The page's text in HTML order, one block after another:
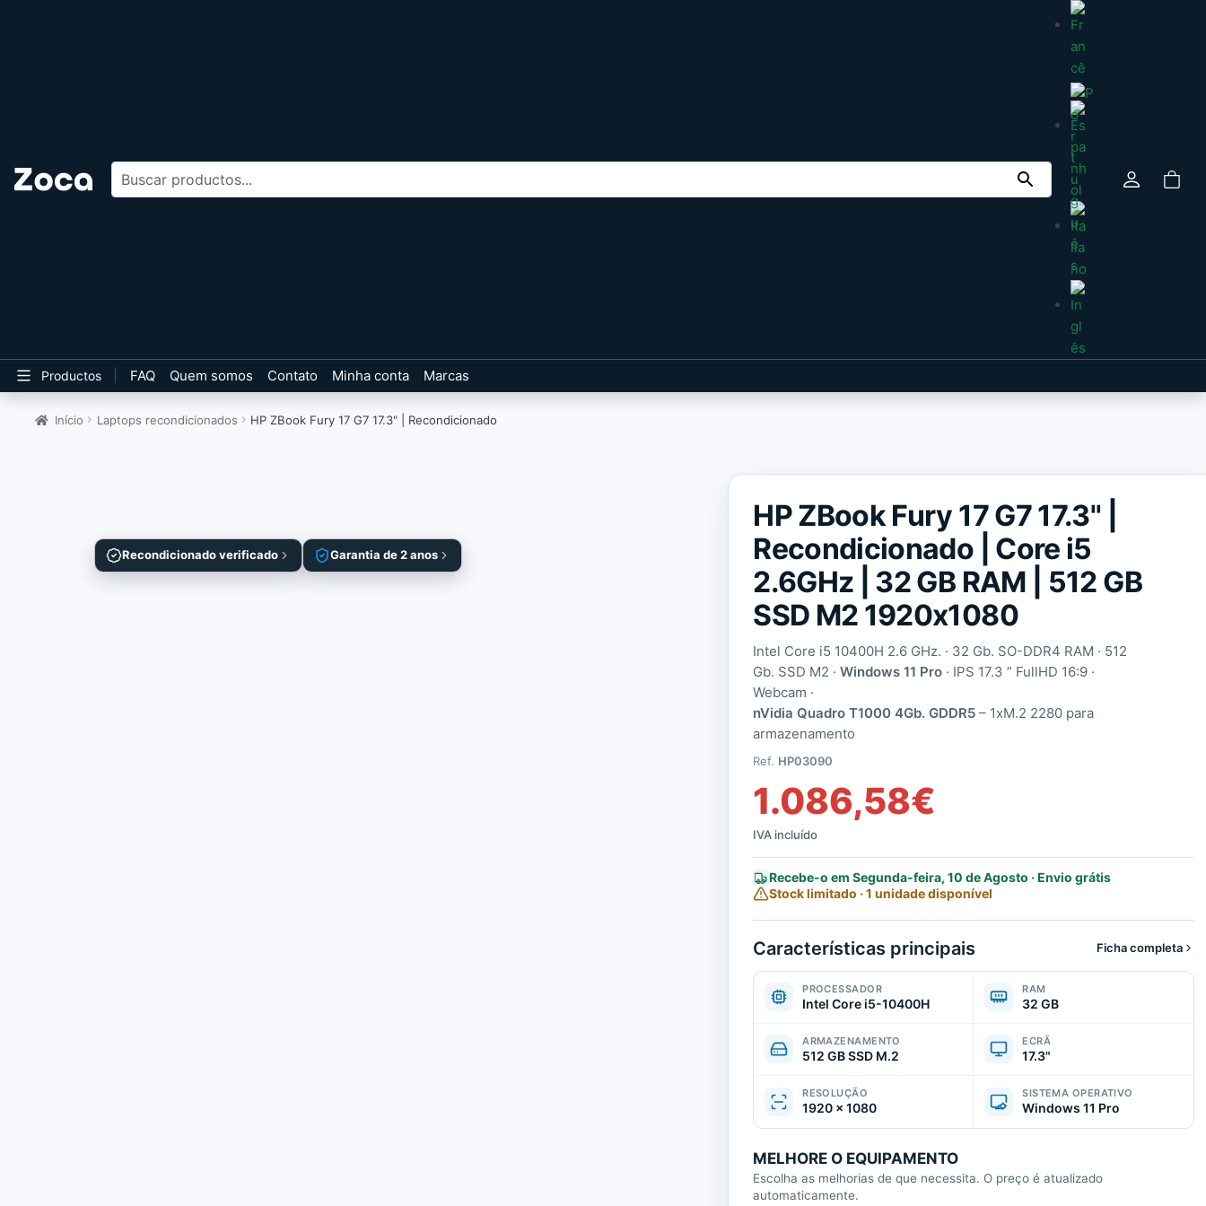
Buscar productos
Productos FAQ Quem somos Contato Minha conta Marcas
Início Laptops recondicionados HP ZBook Fury 17 G7 17.3" | Recondicionado
Recondicionado verificado Garantia de 2 anos
HP ZBook Fury 17 G7 17.3'' |
Recondicionado | Core i5
2.6GHz | 32 GB RAM | 512 GB
SSD M2 1920x1080
Intel Core i5 10400H 2.6 GHz. · 32 Gb. SO-DDR4 RAM · 512
Gb. SSD M2 ·Windows 11 Pro · IPS 17.3 ” FullHD 16:9 ·
Webcam ·
nVidia Quadro T1000 4Gb. GDDR5 – 1xM.2 2280 para
armazenamento
Ref. HP03090
1.086,58€
IVA incluído
Recebe-o em Segunda-feira, 10 de Agosto · Envio grátis
Stock limitado · 1 unidade disponível
Características principais Ficha completa
PROCESSADOR
Intel Core i5-10400H
RAM
32 GB
ARMAZENAMENTO
512 GB SSD M.2
ECRÃ
17.3"
RESOLUÇÃO
1920 × 1080
SISTEMA OPERATIVO
Windows 11 Pro
MELHORE O EQUIPAMENTO
Escolha as melhorias de que necessita. O preço é atualizado
automaticamente.